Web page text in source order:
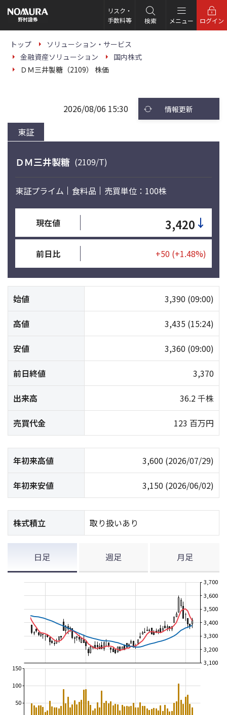
の
ー
リスク・
手数料等
検索 メニュー ログイン
トップ
ソリューション・サービス
金融資産ソリューション
国内株式
ＤＭ三井製糖（2109） 株価
東証
2026/08/06 15:30 情報更新
ＤＭ三井製糖 (2109/T)
東証プライム 食料品 売買単位：100株
現在値 3,420 ↓
前日比 +50 (+1.48%)
始値 3,390 (09:00)
高値 3,435 (15:24)
安値 3,360 (09:00)
前日終値 3,370
出来高 36.2 千株
売買代金 123 百万円
年初来高値 3,600 (2026/07/29)
年初来安値 3,150 (2026/06/02)
株式積立 取り扱いあり
日足 週足 月足
3,100
3,200
3,300
3,400
3,500
3,600
3,700
50
100
150